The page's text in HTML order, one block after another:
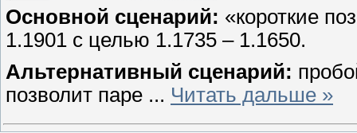
Основной сценарий: «короткие
1.1901 с целью 1.1735 – 1.1650.
Альтернативный сценарий:
позволит паре ... Читать дальше »